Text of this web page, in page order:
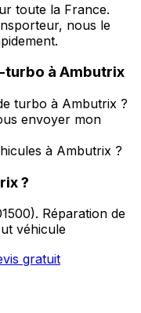
toute la France.
nous le
turbo à Ambutrix
turbo à Ambutrix ?
envoyer mon
à Ambutrix ?
?
). Réparation de
véhicule
gratuit